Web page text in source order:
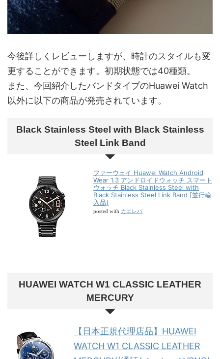
今後詳しくレビューしますが、時計のスタイルも変
更することができます。初期状態では40種類。
また、今回紹介したバンドタイプのHuawei Watch
以外に以下の商品が発売されています。
Black Stainless Steel with Black Stainless
Steel Link Band
ファーウェイ Huawei Watch Android
Wear 1.3 アンドロイドウォッチ スマート
ウォッチ Black Stainless Steel with
Black Stainless Steel Link Band [並行輸
入品]
posted with カエレバ
HUAWEI WATCH W1 CLASSIC LEATHER
MERCURY
【日本正規代理店品】HUAWEI
WATCH W1 CLASSIC LEATHER